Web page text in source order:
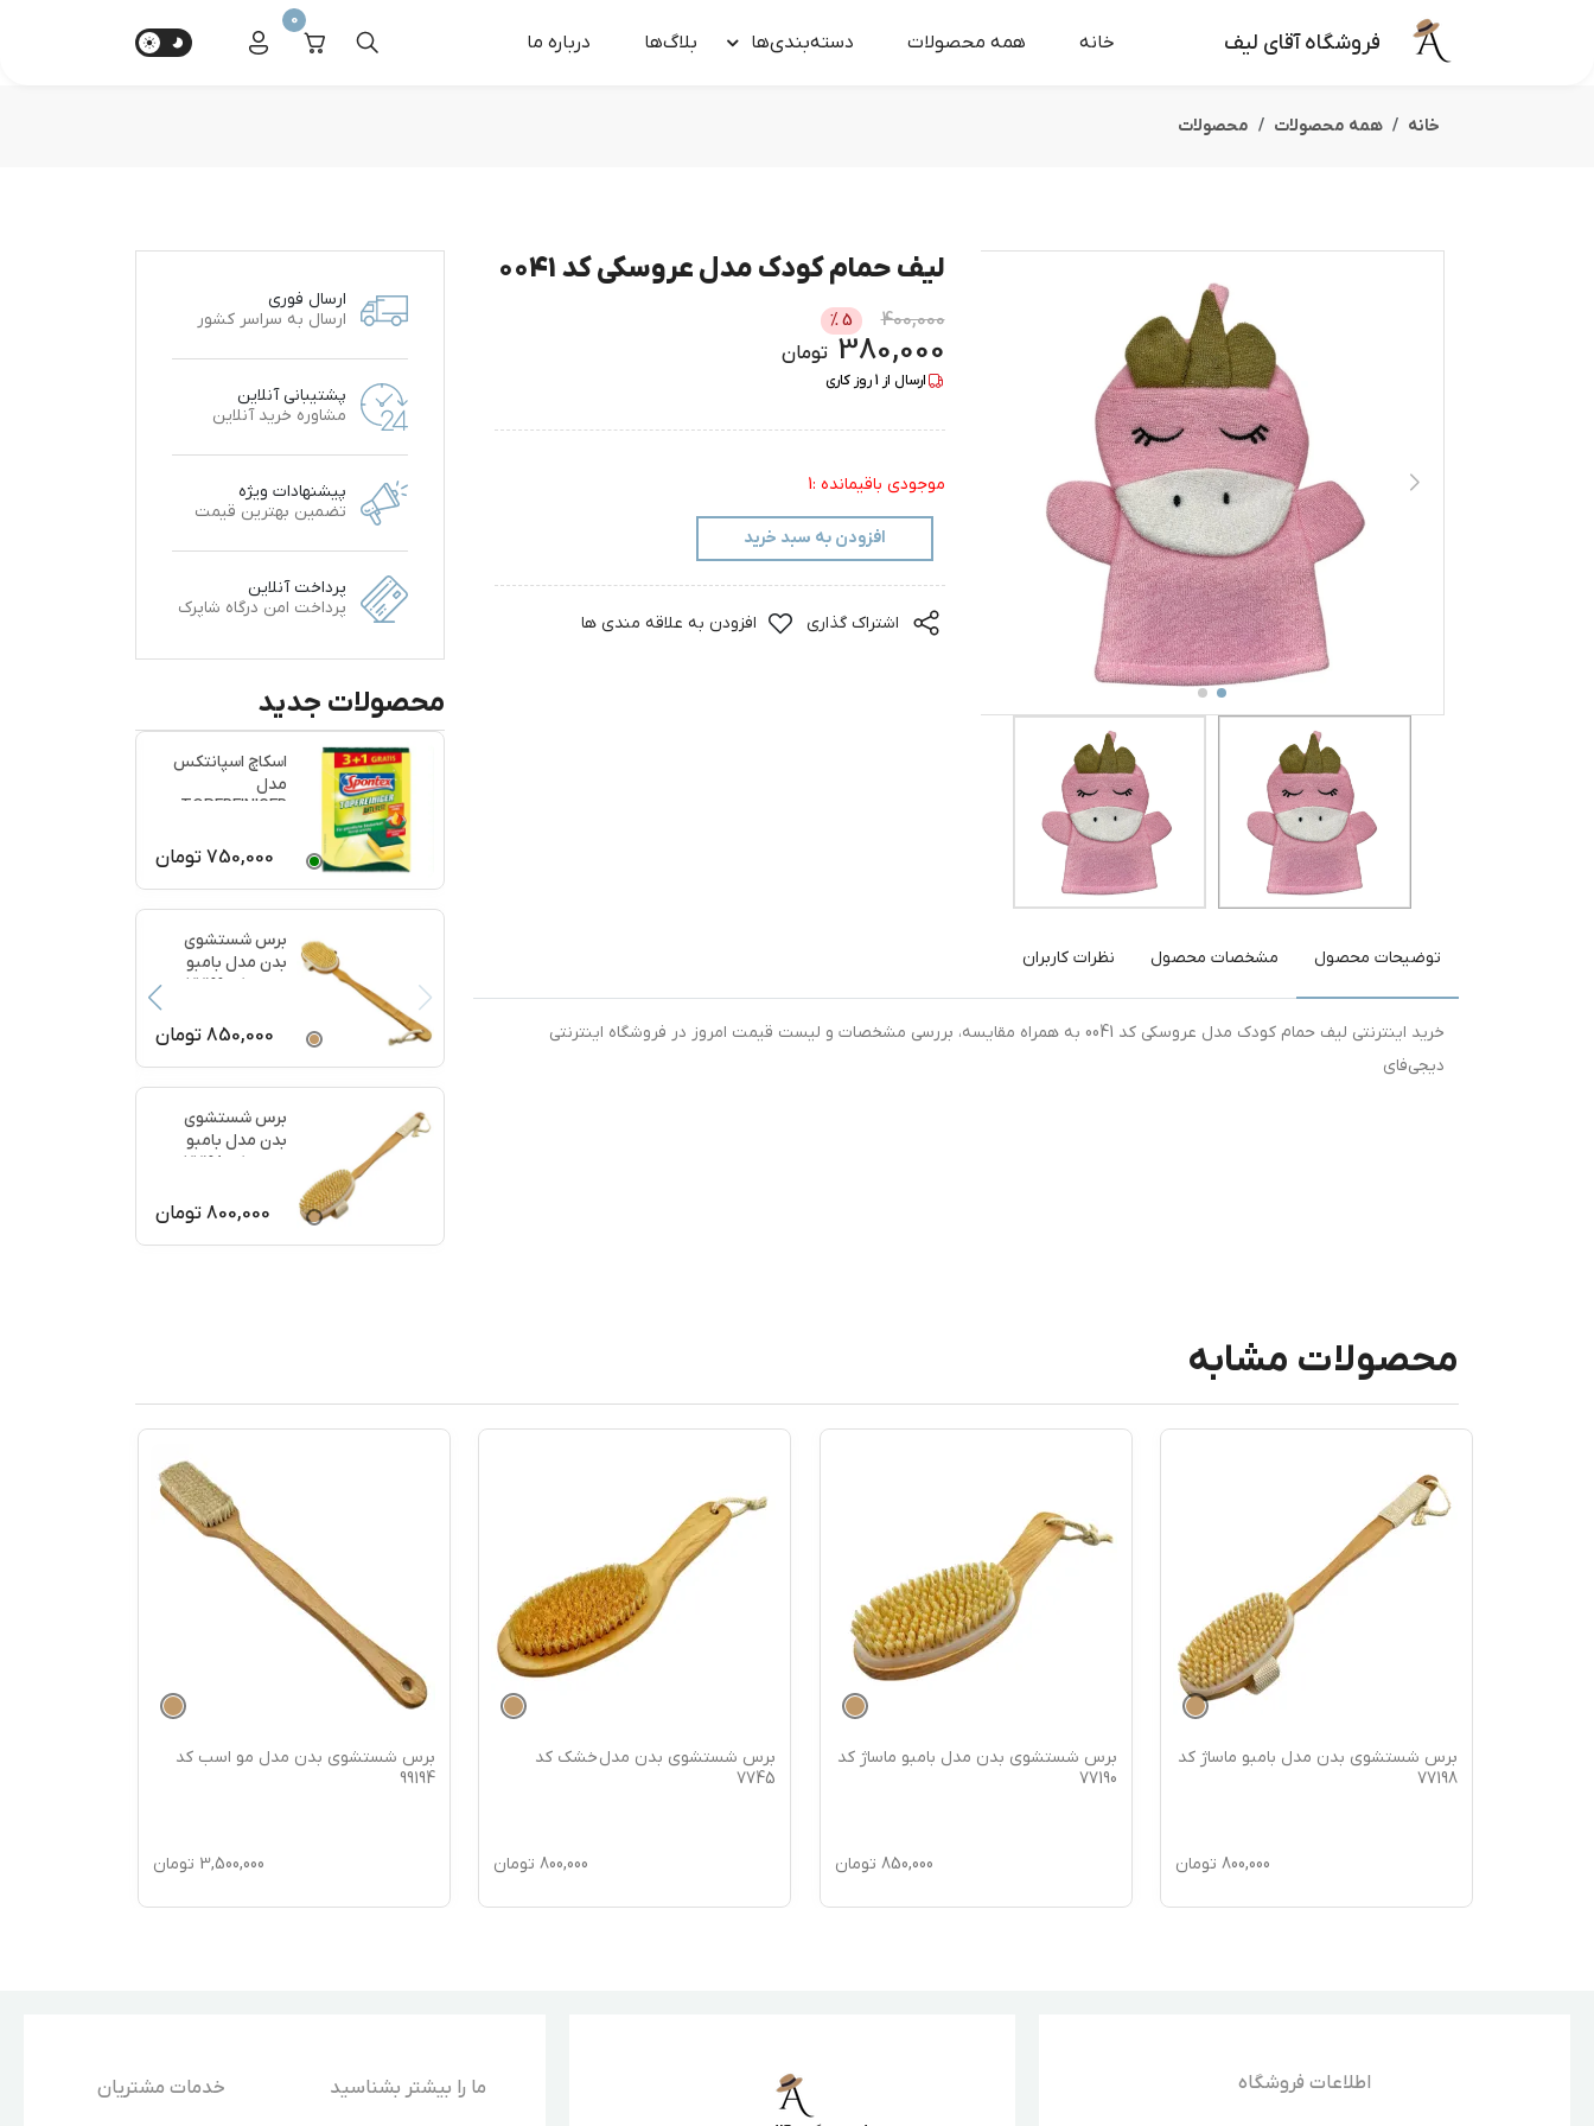
فروشگاه آقای لیف خانه همه محصولات دسته‌بندی‌ها بلاگ‌ها درباره‌ ما
0
خانه همه محصولات محصولات
لیف حمام کودک مدل عروسکی کد 0041
400,000
5
%
380,000 تومان
ارسال از 1روز کاری
موجودی باقیمانده :1
افزودن به سبد خرید
اشتراک گذاری افزودن به علاقه مندی ها
توضیحات محصول مشخصات محصول نظرات کاربران
خرید اینترنتی لیف حمام کودک مدل عروسکی کد 0041 به همراه مقایسه، بررسی مشخصات و لیست قیمت امروز در فروشگاه اینترنتی
دیجی‌فای
ارسال فوری
ارسال به سراسر کشور
پشتیبانی آنلاین
مشاوره خرید آنلاین
پیشنهادات ویژه
تضمین بهترین قیمت
پرداخت آنلاین
پرداخت امن درگاه شاپرک
محصولات جدید
اسکاچ اسپانتکس
مدل
TOPFREINIGER
750,000 تومان
برس شستشوی
بدن مدل بامبو
ماساژ کد 77199
850,000 تومان
برس شستشوی
بدن مدل بامبو
ماساژ کد 77198
800,000 تومان
محصولات مشابه
برس شستشوی بدن مدل بامبو ماساژ کد
77198
800,000 تومان
برس شستشوی بدن مدل بامبو ماساژ کد
77190
850,000 تومان
برس شستشوی بدن مدل خشک کد
7745
800,000 تومان
برس شستشوی بدن مدل مو اسب کد
99194
3,500,000 تومان
اطلاعات فروشگاه ما را بیشتر بشناسید خدمات مشتریان